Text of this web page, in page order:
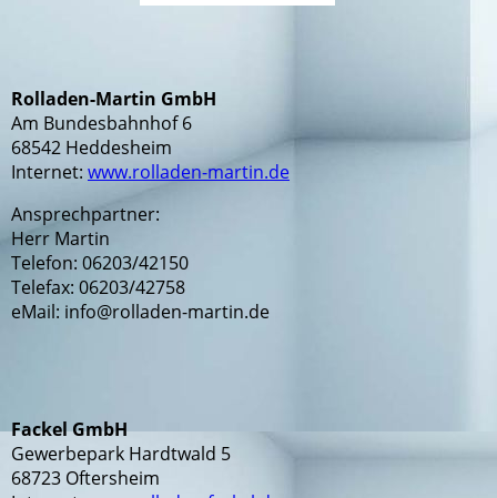
Rolladen-Martin GmbH
Am Bundesbahnhof 6
68542 Heddesheim
Internet: www.rolladen-martin.de
Ansprechpartner:
Herr Martin
Telefon: 06203/42150
Telefax: 06203/42758
eMail: info@rolladen-martin.de
Fackel GmbH
Gewerbepark Hardtwald 5
68723 Oftersheim